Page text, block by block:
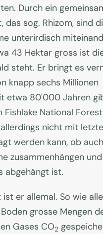
Durch ein
das sog. Rhizom, sind
unterirdisch
43 Hektar gross ist
steht. Er bringt es
knapp sechs Millionen
etwa 80'000 Jahren
Fishlake National
nicht mit
werden kann, ob
zusammenhängen
abgehängt ist.
er allemal. So wie
grosse Mengen
Gases CO2